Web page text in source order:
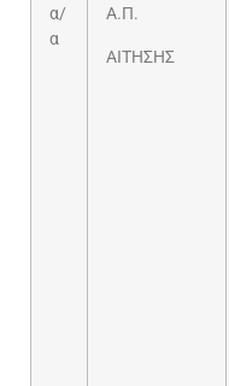
α/
α
Α.Π.
ΑΙΤΗΣΗΣ